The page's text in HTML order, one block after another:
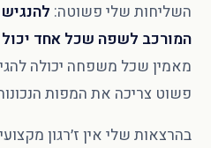
השליחות שלי פשוטה:
המורכב לשפה שכל אחד יכול
מאמין שכל משפחה יכולה
פשוט צריכה את המפות
בהרצאות שלי אין ז׳רגון